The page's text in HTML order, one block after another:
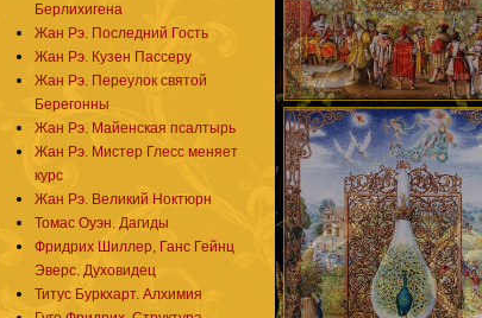
Берлихигена
Жан Рэ. Последний Гость
Жан Рэ. Кузен Пассеру
Жан Рэ. Переулок святой
Берегонны
Жан Рэ. Майенская псалтырь
Жан Рэ. Мистер Глесс меняет
курс
Жан Рэ. Великий Ноктюрн
Томас Оуэн. Дагиды
Фридрих Шиллер, Ганс Гейнц
Эверс. Духовидец
Титус Буркхарт. Алхимия